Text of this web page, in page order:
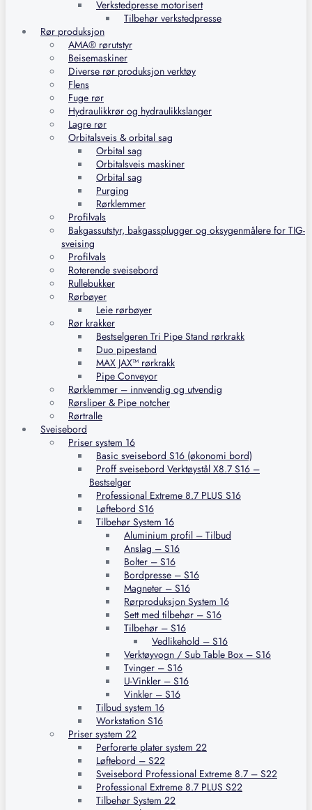
Verkstedpresse motorisert
Tilbehør verkstedpresse
Rør produksjon
AMA® rørutstyr
Beisemaskiner
Diverse rør produksjon verktøy
Flens
Fuge rør
Hydraulikkrør og hydraulikkslanger
Lagre rør
Orbitalsveis & orbital sag
Orbital sag
Orbitalsveis maskiner
Orbital sag
Purging
Rørklemmer
Profilvals
Bakgassutstyr, bakgassplugger og oksygenmålere for TIG-
sveising
Profilvals
Roterende sveisebord
Rullebukker
Rørbøyer
Leie rørbøyer
Rør krakker
Bestselgeren Tri Pipe Stand rørkrakk
Duo pipestand
MAX JAX™ rørkrakk
Pipe Conveyor
Rørklemmer – innvendig og utvendig
Rørsliper & Pipe notcher
Rørtralle
Sveisebord
Priser system 16
Basic sveisebord S16 (økonomi bord)
Proff sveisebord Verktøystål X8.7 S16 –
Bestselger
Professional Extreme 8.7 PLUS S16
Løftebord S16
Tilbehør System 16
Aluminium profil – Tilbud
Anslag – S16
Bolter – S16
Bordpresse – S16
Magneter – S16
Rørproduksjon System 16
Sett med tilbehør – S16
Tilbehør – S16
Vedlikehold – S16
Verktøyvogn / Sub Table Box – S16
Tvinger – S16
U-Vinkler – S16
Vinkler – S16
Tilbud system 16
Workstation S16
Priser system 22
Perforerte plater system 22
Løftebord – S22
Sveisebord Professional Extreme 8.7 – S22
Professional Extreme 8.7 PLUS S22
Tilbehør System 22